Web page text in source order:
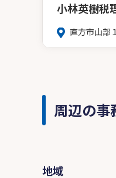
小林英樹税
直方市山部
周辺の事
地域